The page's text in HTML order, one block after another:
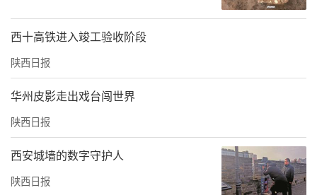
合影
此次大会的召开，是陕西财经职业技术学院服
西十高铁进入竣工验收阶段
陕西日报
华州皮影走出戏台闯世界
陕西日报
西安城墙的数字守护人
陕西日报